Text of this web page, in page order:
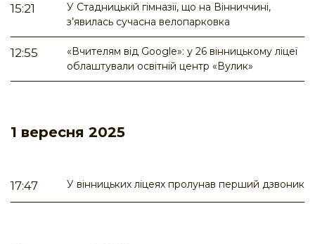
15:21
У Стадницькій гімназії, що на Вінниччині,
з’явилась сучасна велопарковка
12:55
«Вчителям від Google»: у 26 вінницькому ліцеї
облаштували освітній центр «Вулик»
1 вересня 2025
17:47 У вінницьких ліцеях пролунав перший дзвоник